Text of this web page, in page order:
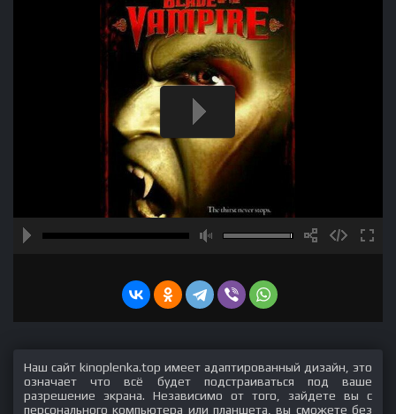
Наш сайт kinoplenka.top имеет адаптированный дизайн, это
означает что всё будет подстраиваться под ваше
разрешение экрана. Независимо от того, зайдете вы с
персонального компьютера или планшета, вы сможете без